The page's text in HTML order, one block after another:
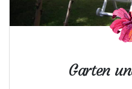
Garten